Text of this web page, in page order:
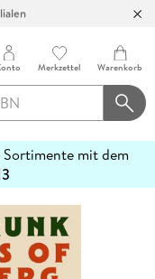
Merkzettel Warenkorb
mit dem